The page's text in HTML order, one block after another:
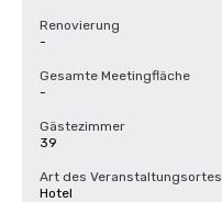
Renovierung
-
Gesamte Meetingfläche
-
Gästezimmer
39
Art des Veranstaltungsortes
Hotel